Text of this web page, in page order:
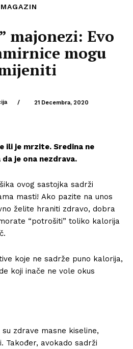
MAGAZIN
majonezi: Evo
mogu
/ 21 Decembra, 2020
ili je mrzite. Sredina ne
je ona nezdrava.
ovog sastojka sadrži
masti! Ako pazite na unos
želite hraniti zdravo, dobra
“potrošiti” toliko kalorija
koje ne sadrže puno kalorija,
koji inače ne vole okus
zdrave masne kiseline,
Također, avokado sadrži